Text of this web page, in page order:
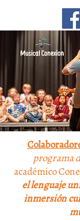
programa
académico
el lenguaje
inmersión